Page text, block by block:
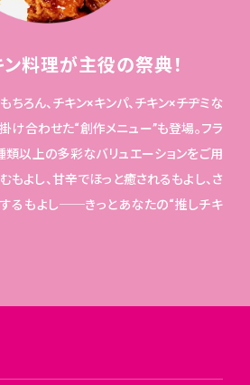
料理が主役の祭典！
ちろん、チキン×キンパ、チキン×チヂミな
け合わせた“創作メニュー”も登場。フラ
類以上の多彩なバリュエーションをご用
もよし、甘辛でほっと癒されるもよし、さ
するもよし──きっとあなたの“推しチキ